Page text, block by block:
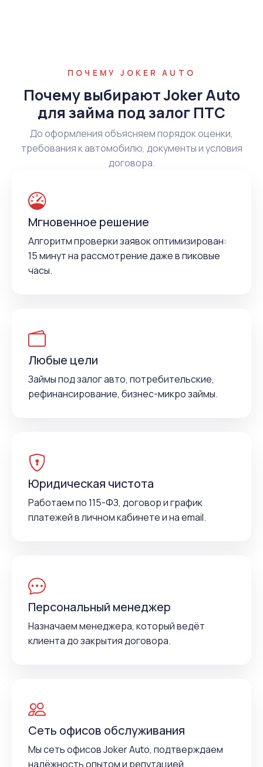
ПОЧЕМУ JOKER AUTO
Почему выбирают Joker Auto
для займа под залог ПТС
До оформления объясняем порядок оценки,
требования к автомобилю, документы и условия
договора.
Мгновенное решение
Алгоритм проверки заявок оптимизирован:
15 минут на рассмотрение даже в пиковые
часы.
Любые цели
Займы под залог авто, потребительские,
рефинансирование, бизнес-микро займы.
Юридическая чистота
Работаем по 115-ФЗ, договор и график
платежей в личном кабинете и на email.
Персональный менеджер
Назначаем менеджера, который ведёт
клиента до закрытия договора.
Сеть офисов обслуживания
Мы сеть офисов Joker Auto, подтверждаем
надёжность опытом и репутацией.